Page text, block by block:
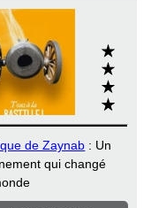
de Zaynab : Un
qui changé